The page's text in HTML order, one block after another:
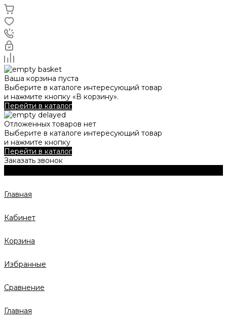
Ваша корзина пуста
Выберите в каталоге интересующий товар
и нажмите кнопку «В корзину».
Перейти в каталог
Отложенных товаров нет
Выберите в каталоге интересующий товар
и нажмите кнопку
Перейти в каталог
Заказать звонок
Главная
Кабинет
Корзина
Избранные
Сравнение
Главная